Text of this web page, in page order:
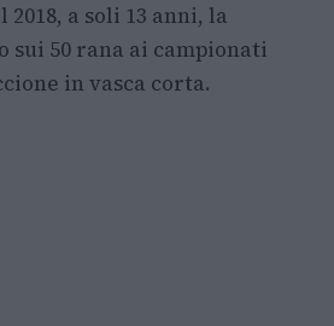
a soli 13 anni, la
sui 50 rana ai campionati
in vasca corta.